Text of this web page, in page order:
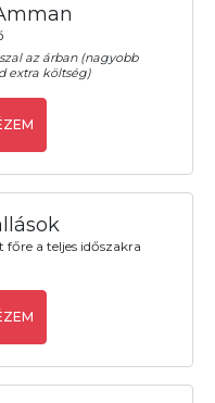
az árban (nagyobb
extra költség)
főre a teljes időszakra